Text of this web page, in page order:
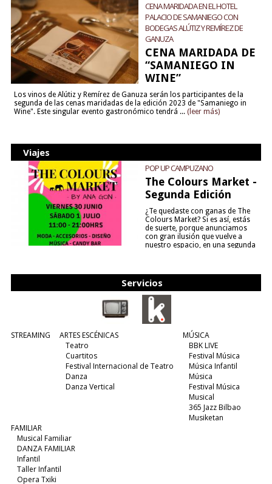
CENA MARIDADA EN EL HOTEL
PALACIO DE SAMANIEGO CON
BODEGAS ALÚTIZ Y REMÍREZ DE
GANUZA
CENA MARIDADA DE
“SAMANIEGO IN
WINE”
Los vinos de Alútiz y Remírez de Ganuza serán los participantes de la
segunda de las cenas maridadas de la edición 2023 de "Samaniego in
Wine". Este singular evento gastronómico tendrá ... (leer más)
Viajes
POP UP CAMPUZANO
The Colours Market -
Segunda Edición
¿Te quedaste con ganas de The
Colours Market? Si es así, estás
de suerte, porque anunciamos
con gran ilusión que vuelve a
nuestro espacio, en una segunda
Servicios
STREAMING
ARTES ESCÉNICAS
Teatro
Cuartitos
Festival Internacional de Teatro
Danza
Danza Vertical
MÚSICA
BBK LIVE
Festival Música
Música Infantil
Música
Festival Música
Musical
365 Jazz Bilbao
Musiketan
FAMILIAR
Musical Familiar
DANZA FAMILIAR
Infantil
Taller Infantil
Opera Txiki